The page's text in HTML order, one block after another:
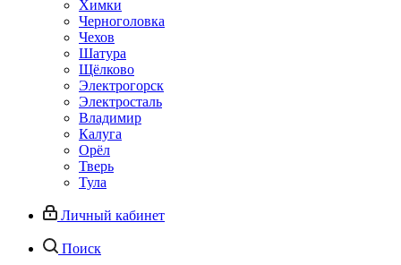
Химки
Черноголовка
Чехов
Шатура
Щёлково
Электрогорск
Электросталь
Владимир
Калуга
Орёл
Тверь
Тула
Личный кабинет
Поиск